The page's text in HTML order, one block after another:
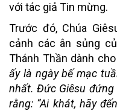
với tác giả Tin mừng.
Trước đó, Chúa
cảnh các ân sủng
Thánh Thần dành
ấy là ngày bế mạc
nhất. Đức Giêsu
rằng: “Ai khát, hãy